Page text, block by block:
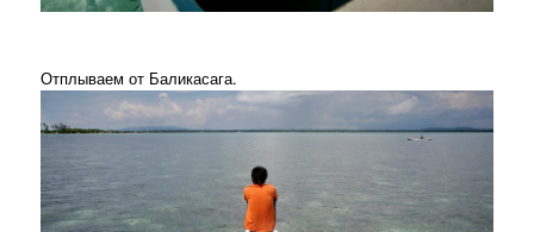
Отплываем от Баликасага.